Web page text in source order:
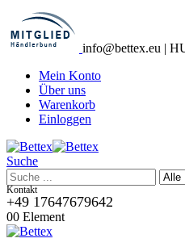
info@bettex.eu |
Mein Konto
Über uns
Warenkorb
Einloggen
Suche
Kontakt
+49 17647679642
00 Element